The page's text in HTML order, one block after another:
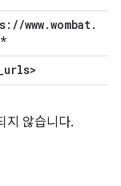
//www.wombat.
*
urls>
지 않습니다.